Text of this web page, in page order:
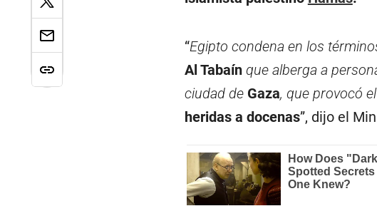
“Egipto condena en los
Al Tabaínque alberga a
ciudad de Gaza, que provocó
heridas a docenas”, dijo el